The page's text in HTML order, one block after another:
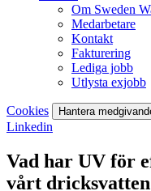
Om Sweden
Medarbetare
Kontakt
Fakturering
Lediga jobb
Utlysta exjobb
Cookies Hantera
Linkedin
Vad har UV för
vårt